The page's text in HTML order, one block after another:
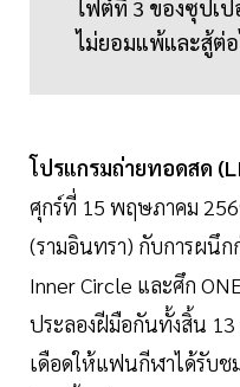
ไฟต์ที่ 3 ของซุปเป
ไม่ยอมแพ้และสู้ต่
โปรแกรมถ่ายทอดสด
ศุกร์ที่ 15 พฤษภาคม
(รามอินทรา) กับการผนึก
Inner Circle และศึก
ประลองฝีมือกันทั้งสิ้น 13
เดือดให้แฟนกีฬาได้รับช